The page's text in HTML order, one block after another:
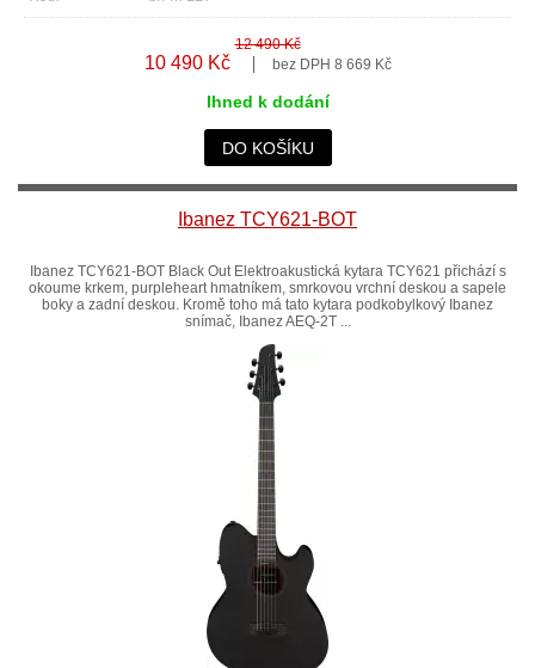
12 490 Kč
10 490 Kč bez DPH 8 669 Kč
Ihned k dodání
DO KOŠÍKU
Ibanez TCY621-BOT
Ibanez TCY621-BOT Black Out Elektroakustická kytara TCY621 přichází s
okoume krkem, purpleheart hmatníkem, smrkovou vrchní deskou a sapele
boky a zadní deskou. Kromě toho má tato kytara podkobylkový Ibanez
snímač, Ibanez AEQ-2T ...